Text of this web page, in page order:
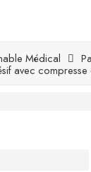
Médical
avec compresse